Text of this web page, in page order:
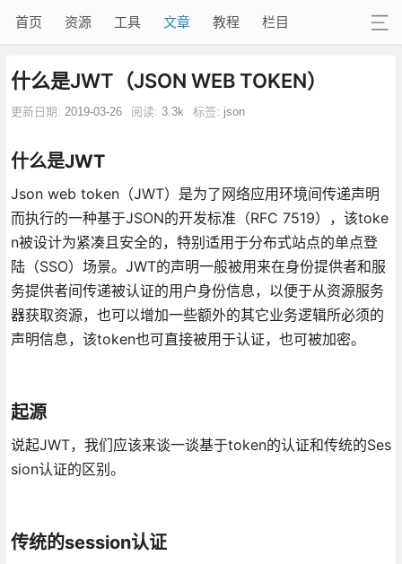
首页 资源 工具 文章 教程 栏目
什么是JWT（JSON WEB TOKEN）
更新日期: 2019-03-26 阅读: 3.3k 标签: json
什么是JWT
Json web token（JWT）是为了网络应用环境间传递声明
而执行的一种基于JSON的开发标准（RFC 7519），该toke
n被设计为紧凑且安全的，特别适用于分布式站点的单点登
陆（SSO）场景。JWT的声明一般被用来在身份提供者和服
务提供者间传递被认证的用户身份信息，以便于从资源服务
器获取资源，也可以增加一些额外的其它业务逻辑所必须的
声明信息，该token也可直接被用于认证，也可被加密。
起源
说起JWT，我们应该来谈一谈基于token的认证和传统的Ses
sion认证的区别。
传统的session认证